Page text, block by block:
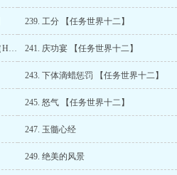
239. 工分 【任务世界十二】
240. 实木床也承载不了的过盛情欲（H) 【任务世界十二】 241. 庆功宴 【任务世界十二】
243. 下体滴蜡惩罚 【任务世界十二】
245. 怒气 【任务世界十二】
247. 玉髓心经
249. 绝美的风景